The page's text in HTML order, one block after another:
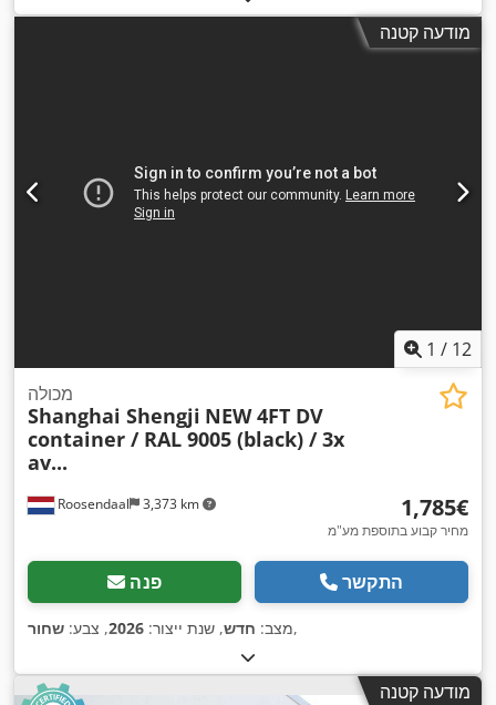
מודעה קטנה
1 / 12
Roosendaal 3,373 km
מכולה
Shanghai Shengji NEW 4FT DV
container / RAL 9005 (black) / 3x
av...
‏1,785 ‏€
מחיר קבוע בתוספת מע"מ
פנה התקשר
מצב: חדש, שנת ייצור: 2026, צבע: שחור ,
מודעה קטנה